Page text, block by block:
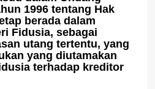
1996 tentang Hak
berada dalam
Fidusia, sebagai
utang tertentu, yang
yang diutamakan
terhadap kreditor